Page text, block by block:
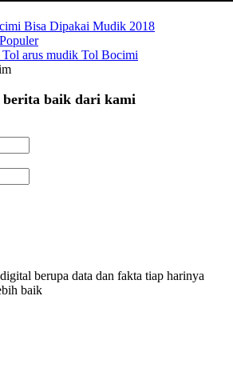
Bisa Dipakai Mudik 2018
Tol arus mudik Tol Bocimi
berita baik dari kami
berupa data dan fakta tiap harinya
baik